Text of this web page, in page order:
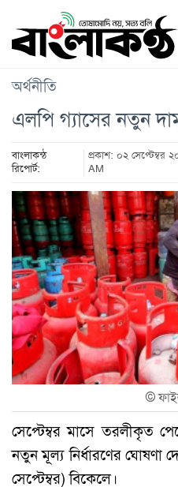
অর্থনীতি
এলপি গ্যাসের নতুন
বাংলাকন্ঠ
রিপোর্ট:
প্রকাশ: ০২ সেপ্টেম্বর
AM
©
সেপ্টেম্বর মাসে তরলীকৃত
নতুন মূল্য নির্ধারণের ঘোষণা
সেপ্টেম্বর) বিকেলে।